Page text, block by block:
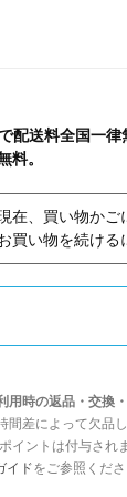
送料全国一律
料。
在、買い物かご
買い物を続ける
時の返品・交換
差によって欠品
イントは付与され
イドをご参照くださ